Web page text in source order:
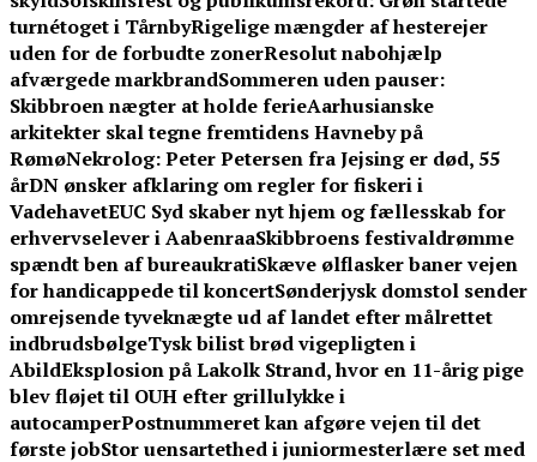
turnétoget i TårnbyRigelige mængder af hesterejer
uden for de forbudte zonerResolut nabohjælp
afværgede markbrandSommeren uden pauser:
Skibbroen nægter at holde ferieAarhusianske
arkitekter skal tegne fremtidens Havneby på
RømøNekrolog: Peter Petersen fra Jejsing er død, 55
årDN ønsker afklaring om regler for fiskeri i
VadehavetEUC Syd skaber nyt hjem og fællesskab for
erhvervselever i AabenraaSkibbroens festivaldrømme
spændt ben af bureaukratiSkæve ølflasker baner vejen
for handicappede til koncertSønderjysk domstol sender
omrejsende tyveknægte ud af landet efter målrettet
indbrudsbølgeTysk bilist brød vigepligten i
AbildEksplosion på Lakolk Strand, hvor en 11-årig pige
blev fløjet til OUH efter grillulykke i
autocamperPostnummeret kan afgøre vejen til det
første jobStor uensartethed i juniormesterlære set med